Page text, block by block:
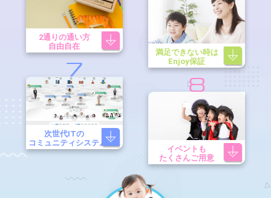
2通りの通い方
自由自在
満足できない時は
Enjoy保証
7
次世代ITの
コミュニティシステム
8
イベントも
たくさんご用意